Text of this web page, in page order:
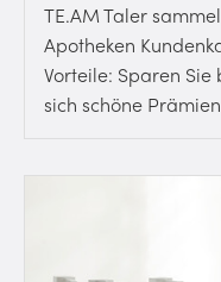
TE.AM Taler
Apotheken
Vorteile: Sparen
sich schöne